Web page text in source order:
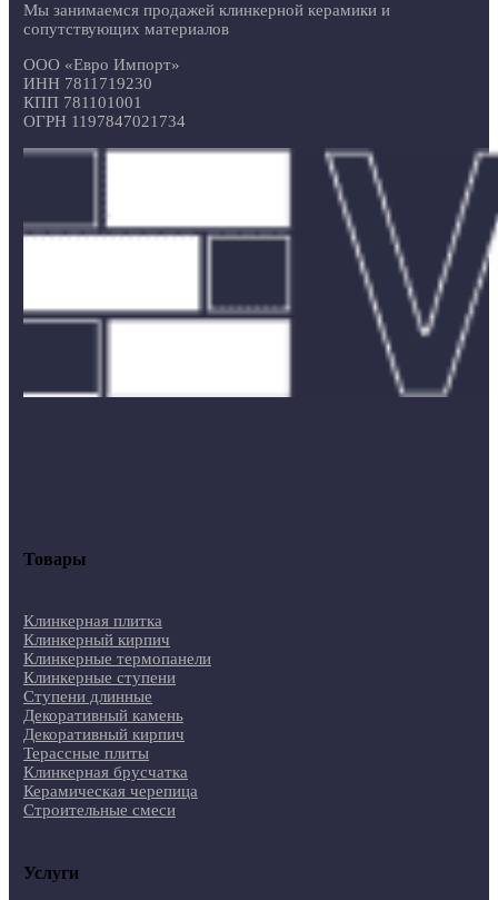
Мы занимаемся продажей клинкерной керамики и
сопутствующих материалов
ООО «Евро Импорт»
ИНН 7811719230
КПП 781101001
ОГРН 1197847021734
Товары
Клинкерная плитка
Клинкерный кирпич
Клинкерные термопанели
Клинкерные ступени
Ступени длинные
Декоративный камень
Декоративный кирпич
Терассные плиты
Клинкерная брусчатка
Керамическая черепица
Строительные смеси
Услуги